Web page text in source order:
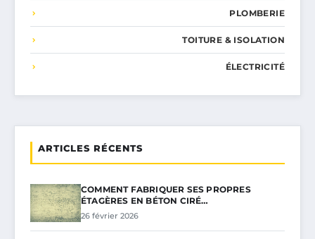
PLOMBERIE
TOITURE & ISOLATION
ÉLECTRICITÉ
ARTICLES RÉCENTS
COMMENT FABRIQUER SES PROPRES
ÉTAGÈRES EN BÉTON CIRÉ…
26 février 2026